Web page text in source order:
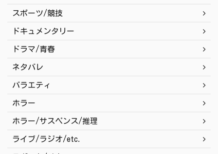
スポーツ/競技
ドキュメンタリー
ドラマ/青春
ネタバレ
バラエティ
ホラー
ホラー/サスペンス/推理
ライブ/ラジオ/etc.